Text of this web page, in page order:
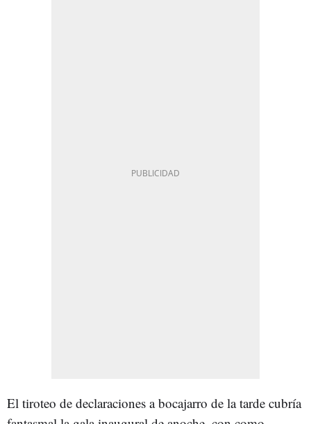
El tiroteo de declaraciones a bocajarro de la tarde cubría